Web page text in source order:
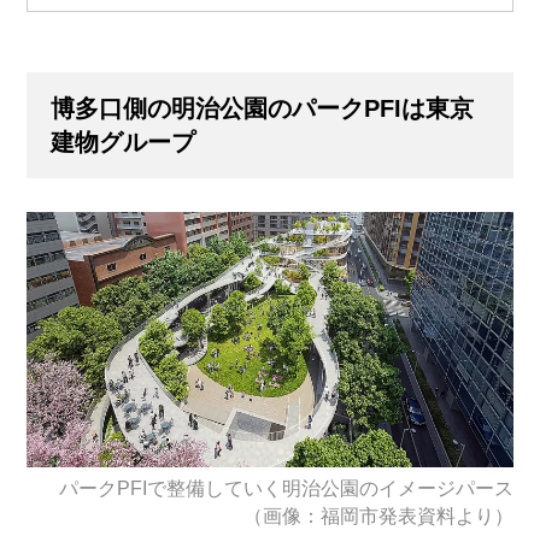
博多口側の明治公園のパークPFIは東京
建物グループ
パークPFIで整備していく明治公園のイメージパース
（画像：福岡市発表資料より）